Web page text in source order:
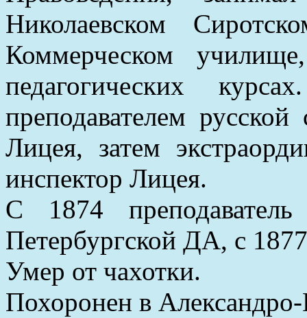
Николаевском
Коммерческом
педагогических
преподавателем русской
Лицея, затем
инспектор Лицея.
С 1874
Петербургской ДА, с
Умер от чахотки.
Похоронен в